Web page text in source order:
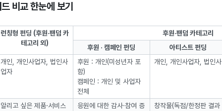
비교 한눈에 보기
런칭형 펀딩 (후원·팬덤 카
테고리 외)
후원·팬덤 카테고리
후원 · 캠페인 펀딩
아티스트 펀딩
개인, 개인사업자, 법인사
업자
후원 : 개인(미성년자 포
함)
캠페인 : 개인 및 사업자
전체
개인, 개인사업자, 법인
알리고 싶은 제품·서비스
응원에 대한 감사·참여 증
창작물(독점/한정판 결과